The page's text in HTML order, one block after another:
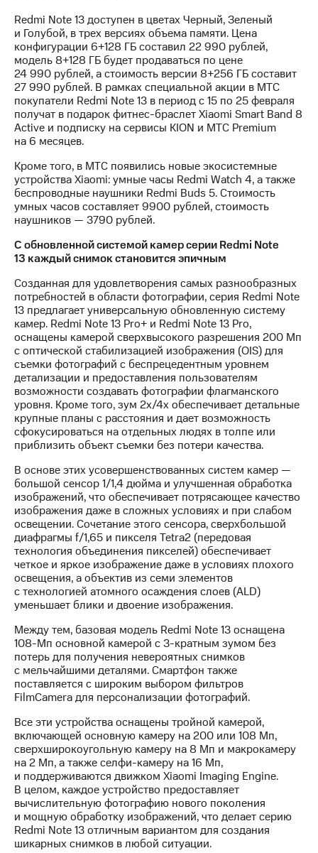
Корпоративный
секретарь
Раскрытие
информации
Информация
акционерам
Документы
ПАО
"МТС"
Собрания
акционеров
кабинет
акционера
Акционерный
капитал
Контроль
аудит
Рынок
Описание
Программа
приобретения
Порядок
выкупа
акций
Дивиденды
Рынок
облигаций
Описание
Еврооблигации-2023
о
погашении
именных
облигаций
Другое
Регистратор
Реквизиты
Контакты
развитие
деловая этика
На главную
Redmi Note 13 доступен в цветах Черный, Зеленый
и Голубой, в трех версиях объема памяти. Цена
конфигурации 6+128 ГБ cоставил 22 990 рублей,
модель 8+128 ГБ будет продаваться по цене
24 990 рублей, а стоимость версии 8+256 ГБ составит
27 990 рублей. В рамках специальной акции в МТС
покупатели Redmi Note 13 в период с 15 по 25 февраля
получат в подарок фитнес-браслет Xiaomi Smart Band 8
Active и подписку на сервисы KION и МТС Premium
на 6 месяцев.
Кроме того, в МТС появились новые экосистемные
устройства Xiaomi: умные часы Redmi Watch 4, а также
беспроводные наушники Redmi Buds 5. Стоимость
умных часов составляет 9900 рублей, стоимость
наушников — 3790 рублей.
С обновленной системой камер серии Redmi Note
13 каждый снимок становится эпичным
Созданная для удовлетворения самых разнообразных
потребностей в области фотографии, серия Redmi Note
13 предлагает универсальную обновленную систему
камер. Redmi Note 13 Pro+ и Redmi Note 13 Pro,
оснащены камерой сверхвысокого разрешения 200 Мп
с оптической стабилизацией изображения (OIS) для
съемки фотографий с беспрецедентным уровнем
детализации и предоставления пользователям
возможности создавать фотографии флагманского
уровня. Кроме того, зум 2x/4x обеспечивает детальные
крупные планы с расстояния и дает возможность
сфокусироваться на отдельных людях в толпе или
приблизить объект съемки без потери качества.
В основе этих усовершенствованных систем камер —
большой сенсор 1/1,4 дюйма и улучшенная обработка
изображений, что обеспечивает потрясающее качество
изображения даже в сложных условиях и при слабом
освещении. Сочетание этого сенсора, сверхбольшой
диафрагмы f/1,65 и пикселя Tetra2 (передовая
технология объединения пикселей) обеспечивает
четкое и яркое изображение даже в условиях плохого
освещения, а объектив из семи элементов
с технологией атомного осаждения слоев (ALD)
уменьшает блики и двоение изображения.
Между тем, базовая модель Redmi Note 13 оснащена
108-Мп основной камерой с 3-кратным зумом без
потерь для получения невероятных снимков
с мельчайшими деталями. Смартфон также
поставляется с широким выбором фильтров
FilmCamera для персонализации фотографий.
Все эти устройства оснащены тройной камерой,
включающей основную камеру на 200 или 108 Мп,
сверхширокоугольную камеру на 8 Мп и макрокамеру
на 2 Мп, а также селфи-камеру на 16 Мп,
и поддерживаются движком Xiaomi Imaging Engine.
В целом, каждое устройство предоставляет
вычислительную фотографию нового поколения
и мощную обработку изображений, что делает серию
Redmi Note 13 отличным вариантом для создания
шикарных снимков в любой ситуации.